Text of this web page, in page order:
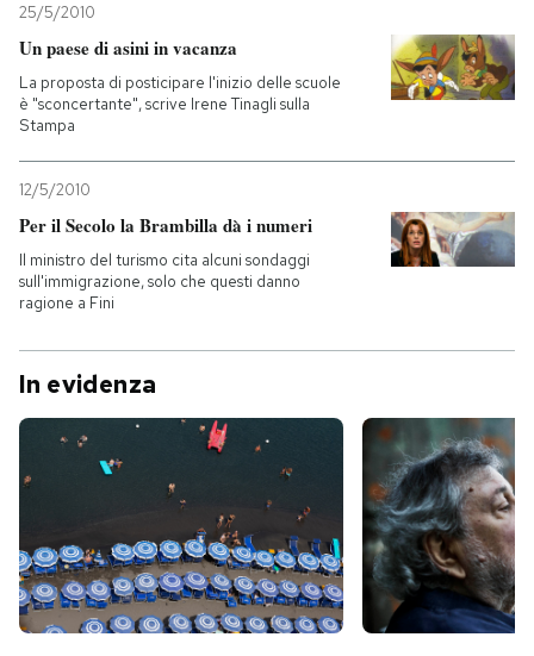
25/5/2010
Un paese di asini in vacanza
La proposta di posticipare l'inizio delle scuole
è "sconcertante", scrive Irene Tinagli sulla
Stampa
12/5/2010
Per il Secolo la Brambilla dà i numeri
Il ministro del turismo cita alcuni sondaggi
sull'immigrazione, solo che questi danno
ragione a Fini
In evidenza